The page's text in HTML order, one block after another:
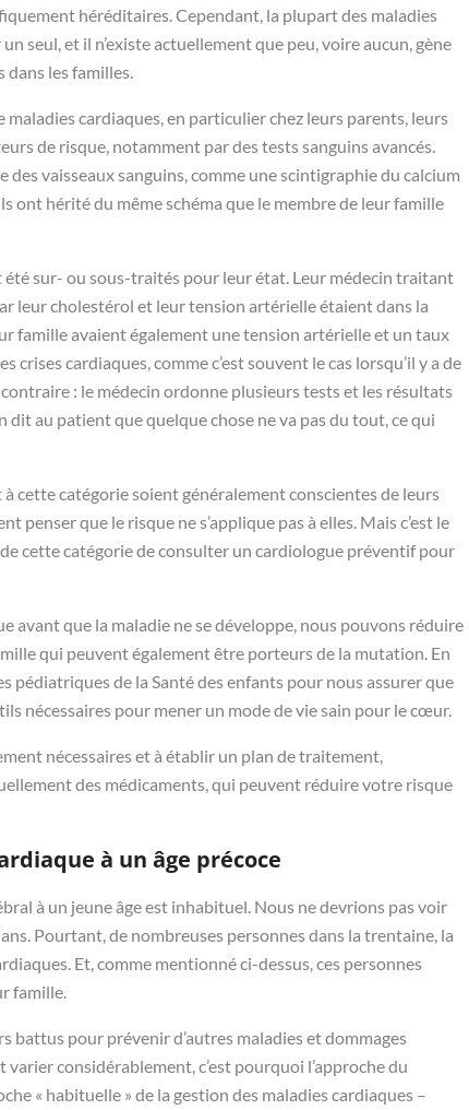
héréditaires. Cependant, la plupart des maladies
seul, et il n’existe actuellement que peu, voire aucun, gène
dans les familles.
cardiaques, en particulier chez leurs parents, leurs
de risque, notamment par des tests sanguins avancés.
des vaisseaux sanguins, comme une scintigraphie du calcium
ont hérité du même schéma que le membre de leur famille
sur- ou sous-traités pour leur état. Leur médecin traitant
leur cholestérol et leur tension artérielle étaient dans la
famille avaient également une tension artérielle et un taux
cardiaques, comme c’est souvent le cas lorsqu’il y a de
: le médecin ordonne plusieurs tests et les résultats
au patient que quelque chose ne va pas du tout, ce qui
cette catégorie soient généralement conscientes de leurs
que le risque ne s’applique pas à elles. Mais c’est le
cette catégorie de consulter un cardiologue préventif pour
avant que la maladie ne se développe, nous pouvons réduire
qui peuvent également être porteurs de la mutation. En
de la Santé des enfants pour nous assurer que
nécessaires pour mener un mode de vie sain pour le cœur.
nécessaires et à établir un plan de traitement,
des médicaments, qui peuvent réduire votre risque
à un âge précoce
à un jeune âge est inhabituel. Nous ne devrions pas voir
Pourtant, de nombreuses personnes dans la trentaine, la
Et, comme mentionné ci-dessus, ces personnes
famille.
battus pour prévenir d’autres maladies et dommages
considérablement, c’est pourquoi l’approche du
« habituelle » de la gestion des maladies cardiaques –